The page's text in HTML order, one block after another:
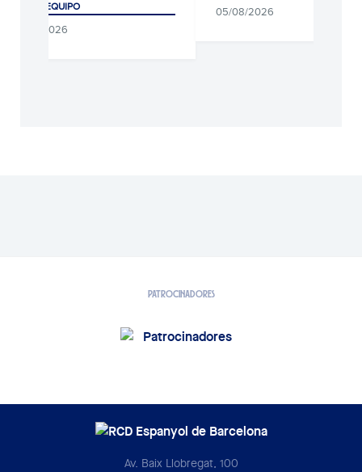
PRIMER EQUIPO
05/08/2026
05/08/2026
PATROCINADORES
Av. Baix Llobregat, 100